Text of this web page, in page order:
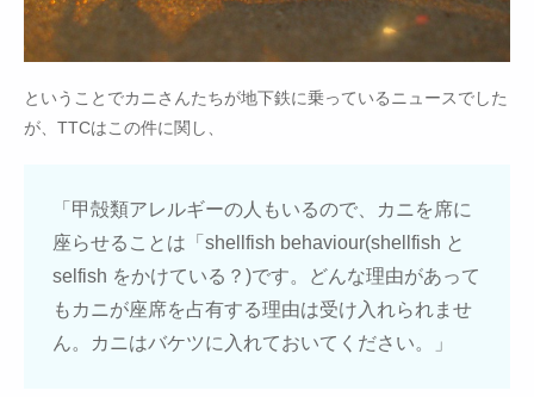
ということでカニさんたちが地下鉄に乗っているニュースでした
が、TTCはこの件に関し、
「甲殻類アレルギーの人もいるので、カニを席に
座らせることは「shellfish behaviour(shellfish と
selfish をかけている？)です。どんな理由があって
もカニが座席を占有する理由は受け入れられませ
ん。カニはバケツに入れておいてください。」